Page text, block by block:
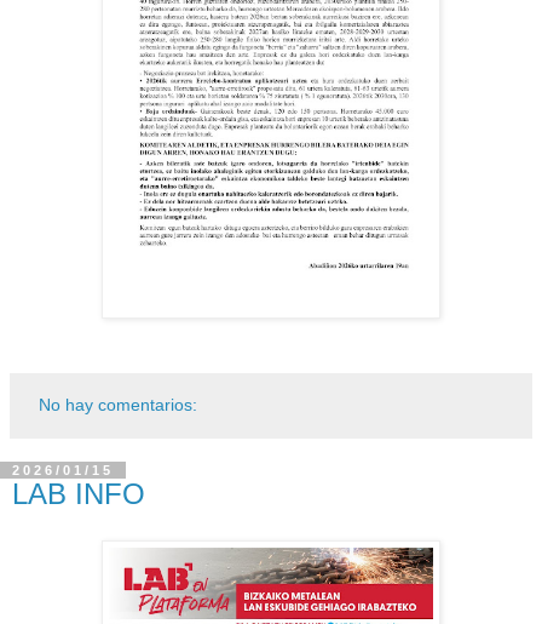
No hay comentarios:
2026/01/15
LAB INFO